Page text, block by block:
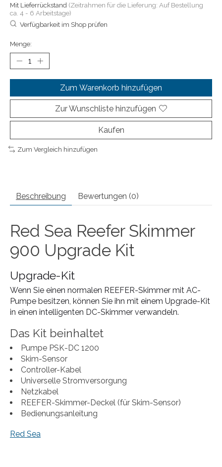
Mit Lieferrückstand (Zeitrahmen für die Lieferung: Auf Bestellung
ca. 4 - 6 Arbeitstage)
Verfügbarkeit im Shop prüfen
Menge:
Zum Warenkorb hinzufügen
Zur Wunschliste hinzufügen
Kaufen
Zum Vergleich hinzufügen
Beschreibung Bewertungen (0)
Red Sea Reefer Skimmer
900 Upgrade Kit
Upgrade-Kit
Wenn Sie einen normalen REEFER-Skimmer mit AC-
Pumpe besitzen, können Sie ihn mit einem Upgrade-Kit
in einen intelligenten DC-Skimmer verwandeln.
Das Kit beinhaltet
Pumpe PSK-DC 1200
Skim-Sensor
Controller-Kabel
Universelle Stromversorgung
Netzkabel
REEFER-Skimmer-Deckel (für Skim-Sensor)
Bedienungsanleitung
Red Sea